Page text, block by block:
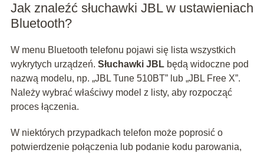
Jak znaleźć słuchawki JBL w ustawieniach
Bluetooth?
W menu Bluetooth telefonu pojawi się lista wszystkich
wykrytych urządzeń. Słuchawki JBLbędą widoczne pod
nazwą modelu, np. „JBL Tune 510BT” lub „JBL Free X”.
Należy wybrać właściwy model z listy, aby rozpocząć
proces łączenia.
W niektórych przypadkach telefon może poprosić o
potwierdzenie połączenia lub podanie kodu parowania,